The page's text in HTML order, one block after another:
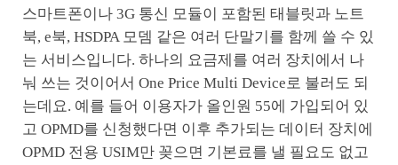
스마트폰이나 3G 통신 모듈이 포함된 태블릿과 노트
북, e북, HSDPA 모뎀 같은 여러 단말기를 함께 쓸 수 있
는 서비스입니다. 하나의 요금제를 여러 장치에서 나
눠 쓰는 것이어서 One Price Multi Device로 불러도 되
는데요. 예를 들어 이용자가 올인원 55에 가입되어 있
고 OPMD를 신청했다면 이후 추가되는 데이터 장치에
OPMD 전용 USIM만 꽂으면 기본료를 낼 필요도 없고